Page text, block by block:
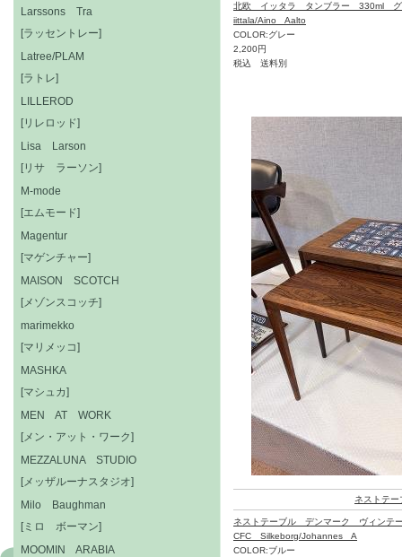
北欧 イッタラ タンブラー 330ml グ
iittala/Aino Aalto
COLOR:グレー
2,200円
税込 送料別
ネストテー
ネストテーブル デンマーク ヴィンテ
CFC Silkeborg/Johannes A
COLOR:ブルー
Larssons Tra
[ラッセントレー]
Latree/PLAM
[ラトレ]
LILLEROD
[リレロッド]
Lisa Larson
[リサ ラーソン]
M-mode
[エムモード]
Magentur
[マゲンチャー]
MAISON SCOTCH
[メゾンスコッチ]
marimekko
[マリメッコ]
MASHKA
[マシュカ]
MEN AT WORK
[メン・アット・ワーク]
MEZZALUNA STUDIO
[メッザルーナスタジオ]
Milo Baughman
[ミロ ボーマン]
MOOMIN ARABIA